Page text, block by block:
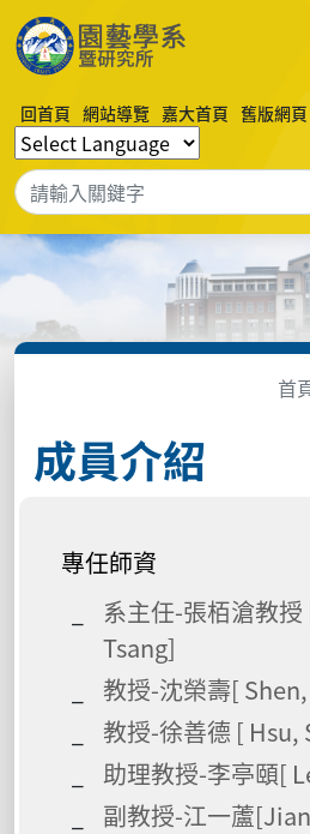
回首頁 網站導覽 嘉大首頁 舊版網頁
首
成員介紹
專任師資
系主任-張栢滄教
Tsang]
教授-沈榮壽[
教授-徐善德 [ Hsu,
助理教授-李亭頤[
副教授-江一蘆